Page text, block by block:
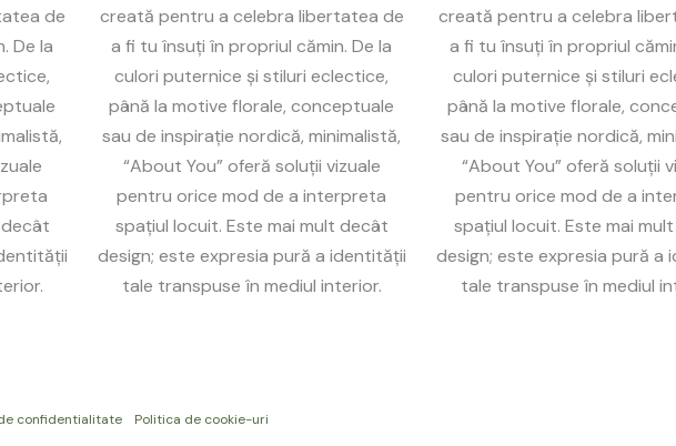
de
De la
creată pentru a celebra libertatea de
a fi tu însuți în propriul cămin. De la
culori puternice și stiluri eclectice,
până la motive florale, conceptuale
sau de inspirație nordică, minimalistă,
“About You” oferă soluții vizuale
pentru orice mod de a interpreta
spațiul locuit. Este mai mult decât
design; este expresia pură a identității
tale transpuse în mediul interior.
creată pentru a celebra
a fi tu însuți în propriul
culori puternice și stiluri
până la motive florale,
sau de inspirație nordică,
“About You” oferă soluții
pentru orice mod de a
spațiul locuit. Este mai
design; este expresia pură a
tale transpuse în mediul
confidentialitate Politica de cookie-uri